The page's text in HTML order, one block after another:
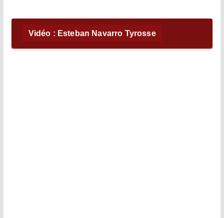
Vidéo : Esteban Navarro Tyrosse